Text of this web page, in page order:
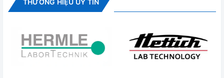
và 3.5m. Mỗi máy thường có 1 đầu nối duy nhất và không
Thông số kỹ thuật
THƯƠNG HIỆU UY TÍN